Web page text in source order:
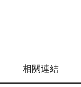
相關連結